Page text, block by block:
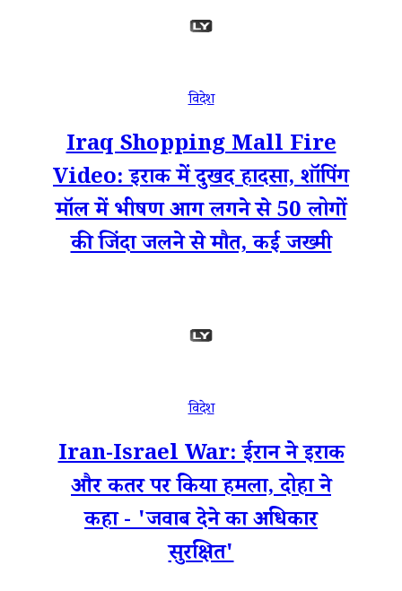
विदेश
Iraq Shopping Mall Fire
Video: इराक में दुखद हादसा, शॉपिंग
मॉल में भीषण आग लगने से 50 लोगों
की जिंदा जलने से मौत, कई जख्मी
विदेश
Iran-Israel War: ईरान ने इराक
और कतर पर किया हमला, दोहा ने
कहा - 'जवाब देने का अधिकार
सुरक्षित'